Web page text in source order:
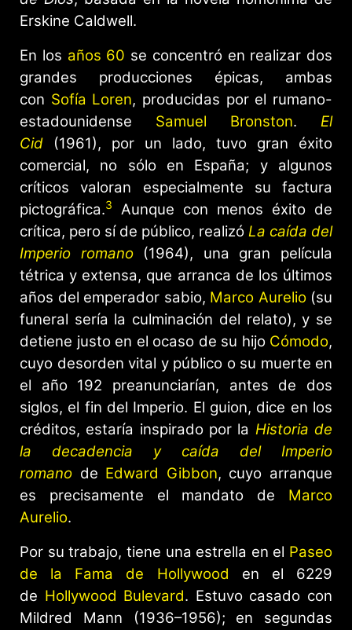
Erskine Caldwell.
En los años 60 se concentró en realizar dos
grandes producciones épicas, ambas
con Sofía Loren, producidas por el rumano-
estadounidense Samuel Bronston. El
Cid (1961), por un lado, tuvo gran éxito
comercial, no sólo en España; y algunos
críticos valoran especialmente su factura
pictográfica.3
​ Aunque con menos éxito de
crítica, pero sí de público, realizó La caída del
Imperio romano(1964), una gran película
tétrica y extensa, que arranca de los últimos
años del emperador sabio, Marco Aurelio(su
funeral sería la culminación del relato), y se
detiene justo en el ocaso de su hijo Cómodo,
cuyo desorden vital y público o su muerte en
el año 192 preanunciarían, antes de dos
siglos, el fin del Imperio. El guion, dice en los
créditos, estaría inspirado por la Historia de
la decadencia y caída del Imperio
romano de Edward Gibbon, cuyo arranque
es precisamente el mandato de Marco
Aurelio.
Por su trabajo, tiene una estrella en el Paseo
de la Fama de Hollywood en el 6229
de Hollywood Bulevard. Estuvo casado con
Mildred Mann (1936–1956); en segundas